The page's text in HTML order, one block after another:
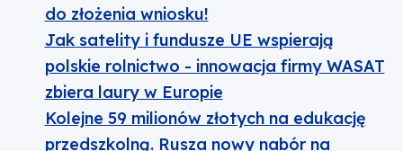
do złożenia wniosku!
Jak satelity i fundusze UE wspierają
polskie rolnictwo - innowacja firmy WASAT
zbiera laury w Europie
Kolejne 59 milionów złotych na edukację
przedszkolną. Rusza nowy nabór na